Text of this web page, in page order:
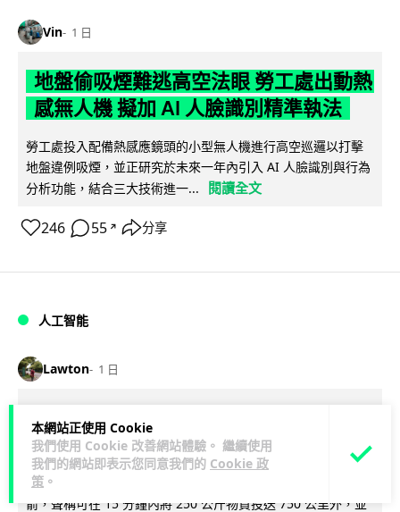
本網站正使用 Cookie
我們使用 Cookie 改善網站體驗。 繼續使用
我們的網站即表示您同意我們的 Cookie 政
策 。
Vin 1 日
地盤偷吸煙難逃高空法眼 勞工處出動熱
感無人機 擬加 AI 人臉識別精準執法
勞工處投入配備熱感應鏡頭的小型無人機進行高空巡邏以打擊
地盤違例吸煙，並正研究於未來一年內引入 AI 人臉識別與行為
分析功能，結合三大技術進一...
閱讀全文
246 55 ↗ 分享
人工智能
Lawton 1 日
貨運火箭 沖繩飛台灣僅需 15 分鐘 Hop
Aero 將 550 磅貨物運送至 725 公里外
【真正用火箭送貨】美國初創 Hop Aero 公開自動駕駛貨運火
箭，聲稱可在 15 分鐘內將 250 公斤物資投送 750 公里外，並